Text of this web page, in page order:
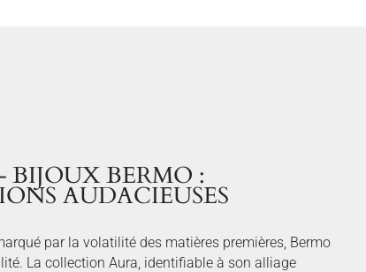
BIJOUX BERMO :
AUDACIEUSES
par la volatilité des matières premières, Bermo
La collection Aura, identifiable à son alliage